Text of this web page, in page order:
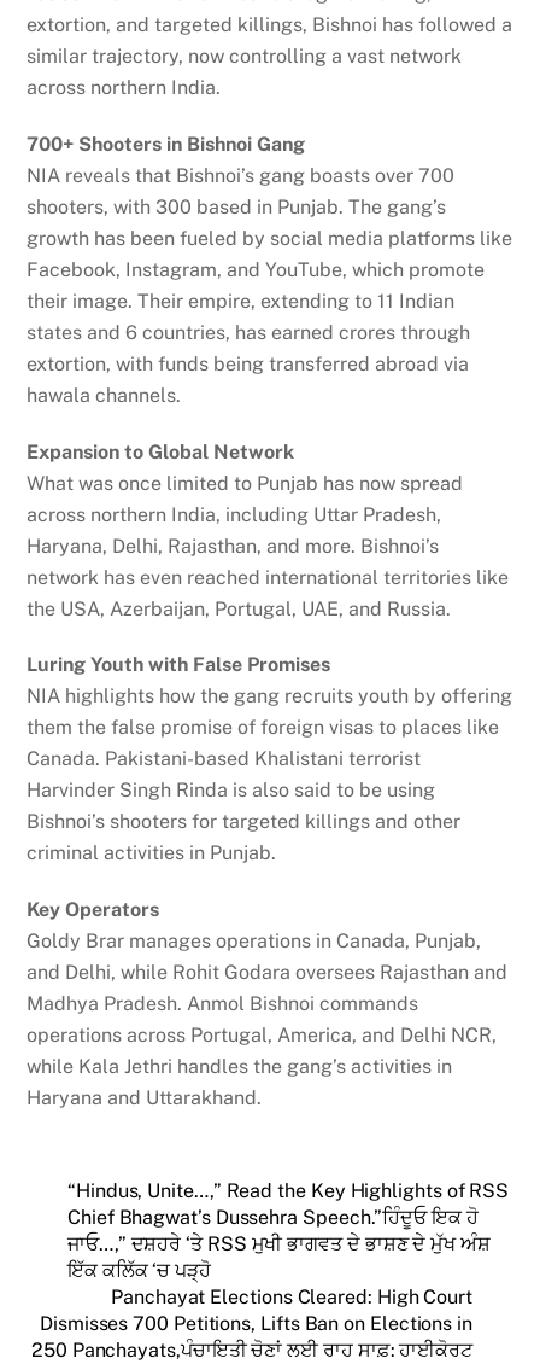
extortion, and targeted killings, Bishnoi has followed a
similar trajectory, now controlling a vast network
across northern India.
700+ Shooters in Bishnoi Gang
NIA reveals that Bishnoi’s gang boasts over 700
shooters, with 300 based in Punjab. The gang’s
growth has been fueled by social media platforms like
Facebook, Instagram, and YouTube, which promote
their image. Their empire, extending to 11 Indian
states and 6 countries, has earned crores through
extortion, with funds being transferred abroad via
hawala channels.
Expansion to Global Network
What was once limited to Punjab has now spread
across northern India, including Uttar Pradesh,
Haryana, Delhi, Rajasthan, and more. Bishnoi’s
network has even reached international territories like
the USA, Azerbaijan, Portugal, UAE, and Russia.
Luring Youth with False Promises
NIA highlights how the gang recruits youth by offering
them the false promise of foreign visas to places like
Canada. Pakistani-based Khalistani terrorist
Harvinder Singh Rinda is also said to be using
Bishnoi’s shooters for targeted killings and other
criminal activities in Punjab.
Key Operators
Goldy Brar manages operations in Canada, Punjab,
and Delhi, while Rohit Godara oversees Rajasthan and
Madhya Pradesh. Anmol Bishnoi commands
operations across Portugal, America, and Delhi NCR,
while Kala Jethri handles the gang’s activities in
Haryana and Uttarakhand.
“Hindus, Unite…,” Read the Key Highlights of RSS
Chief Bhagwat’s Dussehra Speech.”ਹਿੰਦੂਓ ਇਕ ਹੋ
ਜਾਓ…,” ਦਸ਼ਹਰੇ ‘ਤੇ RSS ਮੁਖੀ ਭਾਗਵਤ ਦੇ ਭਾਸ਼ਣ ਦੇ ਮੁੱਖ ਅੰਸ਼
ਇੱਕ ਕਲਿੱਕ ‘ਚ ਪੜ੍ਹੋ
Panchayat Elections Cleared: High Court
Dismisses 700 Petitions, Lifts Ban on Elections in
250 Panchayats,ਪੰਚਾਇਤੀ ਚੋਣਾਂ ਲਈ ਰਾਹ ਸਾਫ਼: ਹਾਈਕੋਰਟ